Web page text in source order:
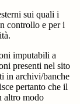
sui quali i
controllo e per i
imputabili a
presenti nel sito
in archivi/banche
pertanto che il
altro modo